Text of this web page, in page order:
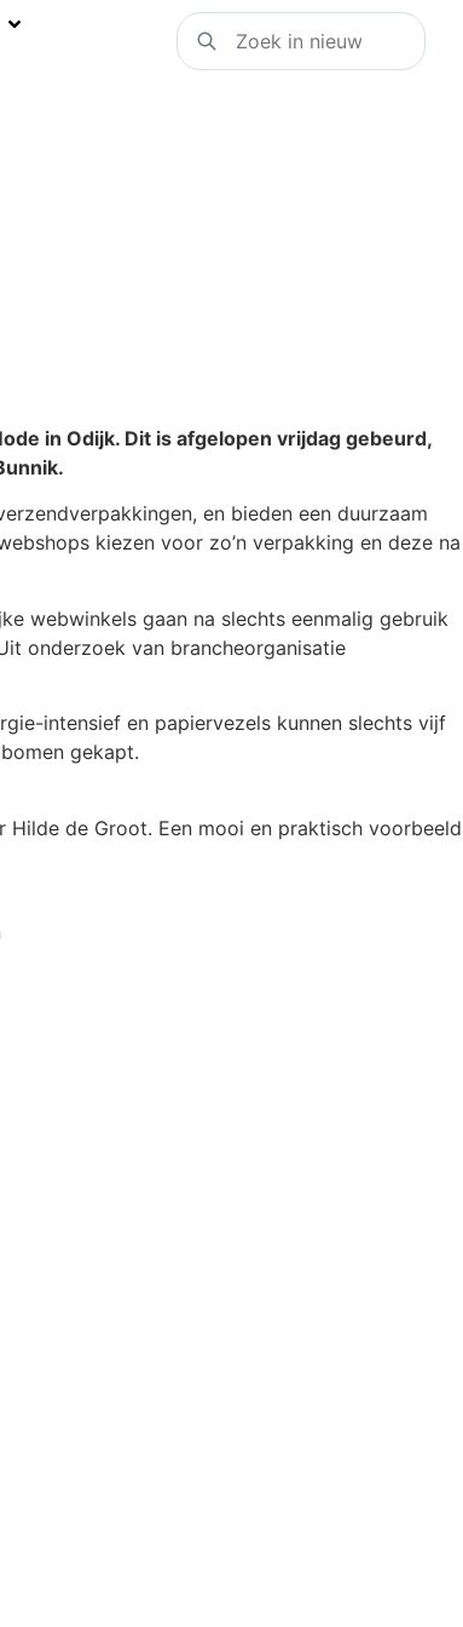
in Odijk. Dit is afgelopen vrijdag gebeurd,
en bieden een duurzaam
kiezen voor zo’n verpakking en deze na
webwinkels gaan na slechts eenmalig gebruik
onderzoek van brancheorganisatie
intensief en papiervezels kunnen slechts vijf
gekapt.
Hilde de Groot. Een mooi en praktisch voorbeeld